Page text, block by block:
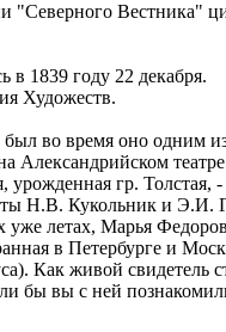
"Северного Вестника"
в 1839 году 22 декабря.
Художеств.
во время оно одним
Александрийском
гр. Толстая,
Н.В. Кукольник и
летах, Марья
в Петербурге и
Как живой
бы вы с ней